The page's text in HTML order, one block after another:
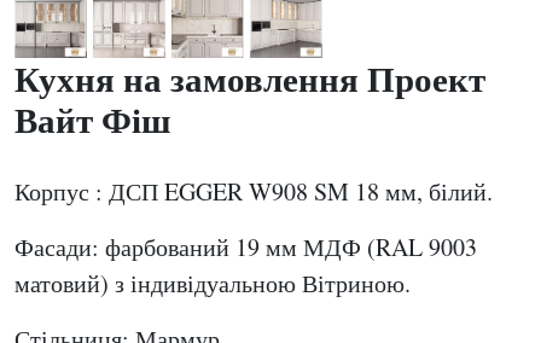
Кухня на замовлення Проект
Вайт Фіш
Корпус : ДСП EGGER W908 SM 18 мм, білий.
Фасади: фарбований 19 мм МДФ (RAL 9003
матовий) з індивідуальною Вітриною.